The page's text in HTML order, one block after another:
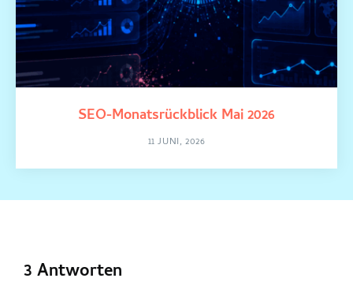
SEO-Monatsrückblick Mai 2026
11 JUNI, 2026
3 Antworten